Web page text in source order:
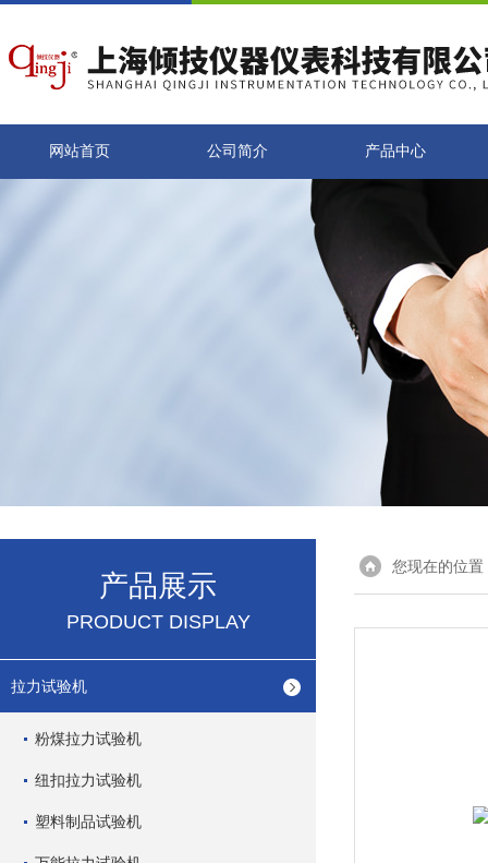
网站首页 公司简介 产品中心
产品展示
PRODUCT DISPLAY
拉力试验机
粉煤拉力试验机
纽扣拉力试验机
塑料制品试验机
您现在的位置